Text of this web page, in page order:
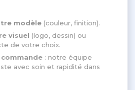
modèle (couleur, finition).
visuel (logo, dessin) ou
de votre choix.
: notre équipe
avec soin et rapidité dans